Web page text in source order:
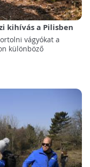
kihívás a Pilisben
vágyókat a
különböző